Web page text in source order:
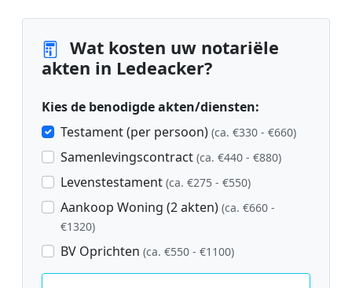
Wat kosten uw notariële
akten in Ledeacker?
Kies de benodigde akten/diensten:
Testament (per persoon) (ca. €330 - €660)
Samenlevingscontract (ca. €440 - €880)
Levenstestament (ca. €275 - €550)
Aankoop Woning (2 akten) (ca. €660 -
€1320)
BV Oprichten (ca. €550 - €1100)